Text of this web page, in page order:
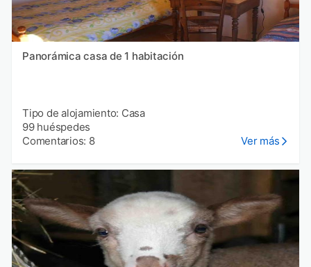
Panorámica casa de 1 habitación
Tipo de alojamiento: Casa
99 huéspedes
Comentarios: 8
Ver más